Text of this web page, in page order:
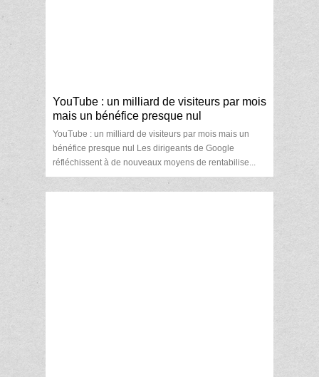
YouTube : un milliard de visiteurs par mois
mais un bénéfice presque nul
YouTube : un milliard de visiteurs par mois mais un
bénéfice presque nul Les dirigeants de Google
réfléchissent à de nouveaux moyens de rentabilise...